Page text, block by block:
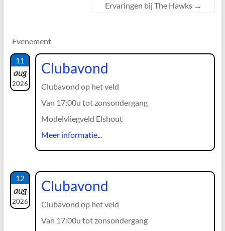
Ervaringen bij The Hawks →
Evenement
11
aug
2026
Clubavond
Clubavond op het veld
Van 17:00u tot zonsondergang
Modelvliegveld Elshout
Meer informatie...
12
aug
2026
Clubavond
Clubavond op het veld
Van 17:00u tot zonsondergang